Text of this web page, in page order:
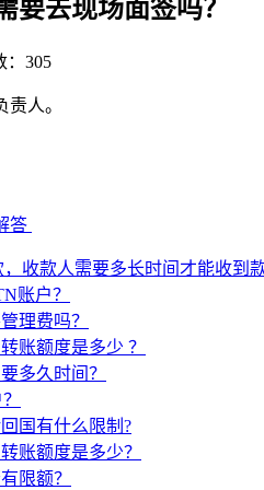
要去现场面签吗？
：305
人。
答
收款人需要多长时间才能收到
账户？
理费吗？
账额度是多少 ？
多久时间？
国有什么限制?
账额度是多少？
限额？